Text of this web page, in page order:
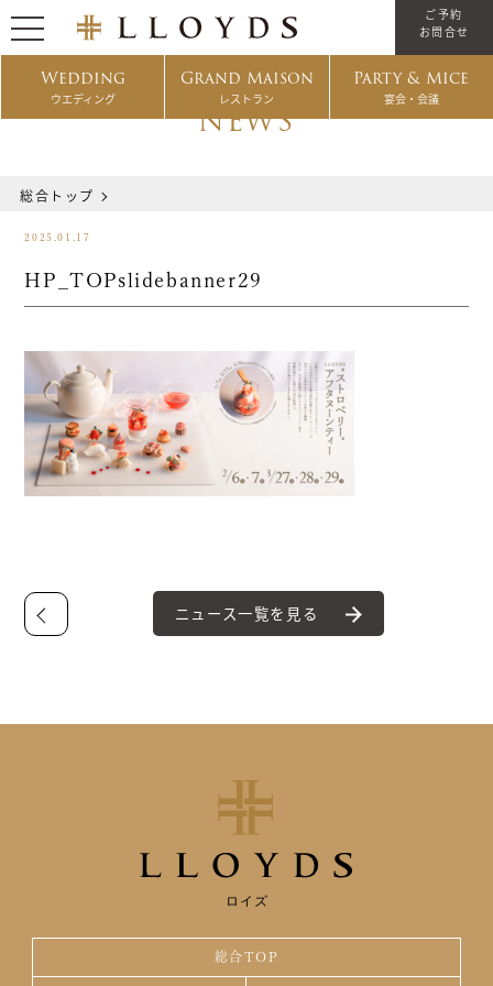
Wedding
ウエディング
Grand Maison
レストラン
Party & Mice
宴会・会議
ご予約
お問合せ
NEWS
総合トップ
2025.01.17
HP_TOPslidebanner29
ニュース一覧を見る
ロイズ
総合TOP